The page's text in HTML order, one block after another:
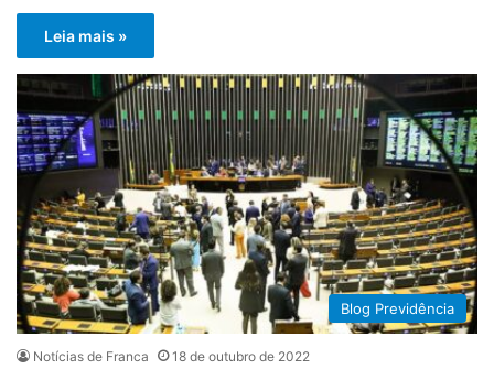
Leia mais »
Blog Previdência
Notícias de Franca 18 de outubro de 2022